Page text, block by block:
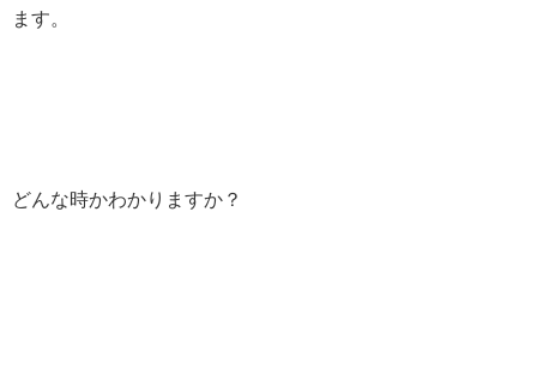
ます。
どんな時かわかりますか？